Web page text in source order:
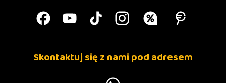
Skontaktuj się z nami pod adresem